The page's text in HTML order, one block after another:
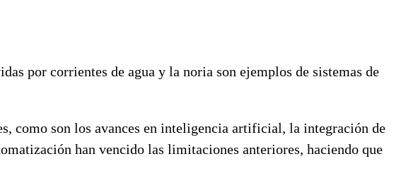
por corrientes de agua y la noria son ejemplos de sistemas de
como son los avances en inteligencia artificial, la integración de
han vencido las limitaciones anteriores, haciendo que